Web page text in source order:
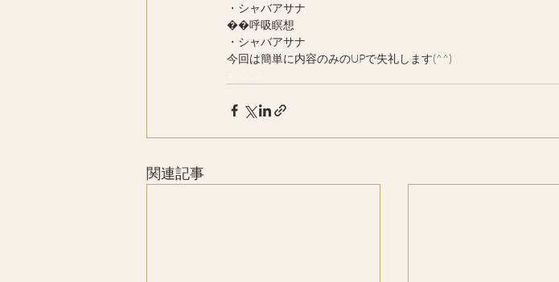
・シャバアサナ
��呼吸瞑想
・シャバアサナ
今回は簡単に内容のみのUPで失礼します(^^)
関連記事